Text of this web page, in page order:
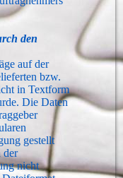
den
auf der
bzw.
in Textform
Die Daten
gestellt
der
nicht